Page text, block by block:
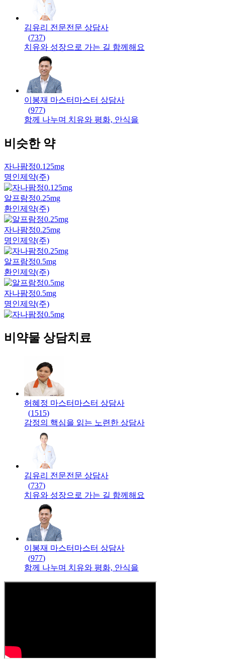
김유리 전문전문 상담사
(737)
치유와 성장으로 가는 길 함께해요
이봉재 마스터 마스터 상담사
(977)
함께 나누며 치유와 평화, 안식을
비슷한 약
자나팜정0.125mg
명인제약(주)
알프람정0.25mg
환인제약(주)
자나팜정0.25mg
명인제약(주)
알프람정0.5mg
환인제약(주)
자나팜정0.5mg
명인제약(주)
비약물 상담치료
허혜정 마스터 마스터 상담사
(1515)
감정의 핵심을 읽는 노련한 상담사
김유리 전문전문 상담사
(737)
치유와 성장으로 가는 길 함께해요
이봉재 마스터 마스터 상담사
(977)
함께 나누며 치유와 평화, 안식을